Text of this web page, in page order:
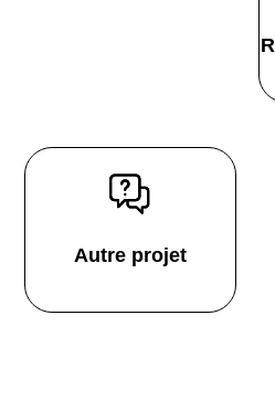
Autre projet